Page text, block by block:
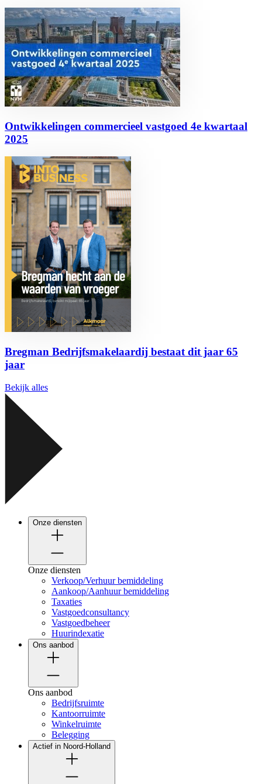
Ontwikkelingen commercieel vastgoed 4e kwartaal
2025
Bregman Bedrijfsmakelaardij bestaat dit jaar 65
jaar
Bekijk alles
Onze diensten
Onze diensten
Verkoop/Verhuur bemiddeling
Aankoop/Aanhuur bemiddeling
Taxaties
Vastgoedconsultancy
Vastgoedbeheer
Huurindexatie
Ons aanbod
Ons aanbod
Bedrijfsruimte
Kantoorruimte
Winkelruimte
Belegging
Actief in Noord-Holland